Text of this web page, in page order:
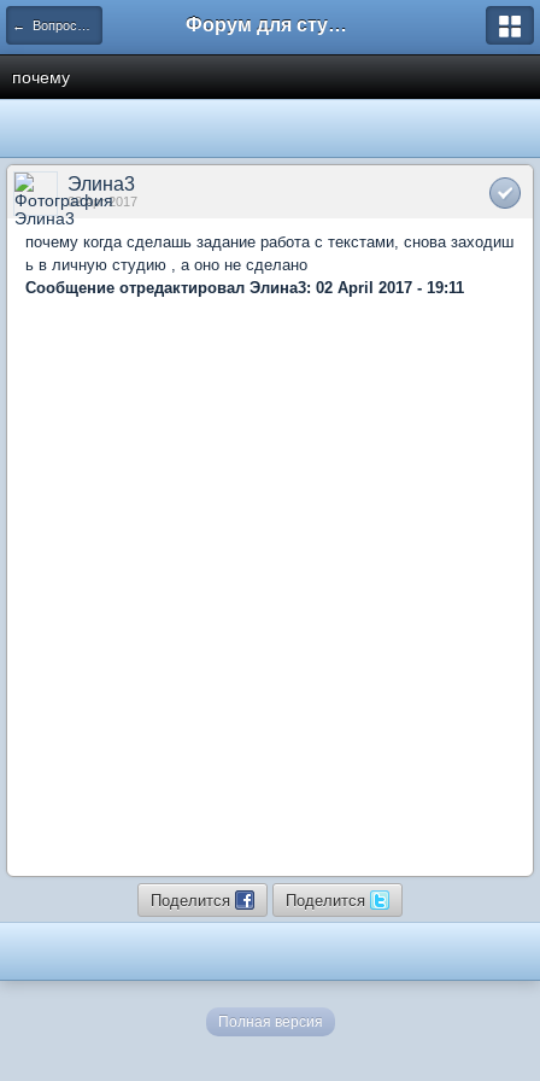
← Вопросы и ответы Форум для студента СГА
почему
Элина3
02 Apr 2017
почему когда сделашь задание работа с текстами, снова заходиш
ь в личную студию , а оно не сделано
Сообщение отредактировал Элина3: 02 April 2017 - 19:11
Поделится Поделится
Полная версия